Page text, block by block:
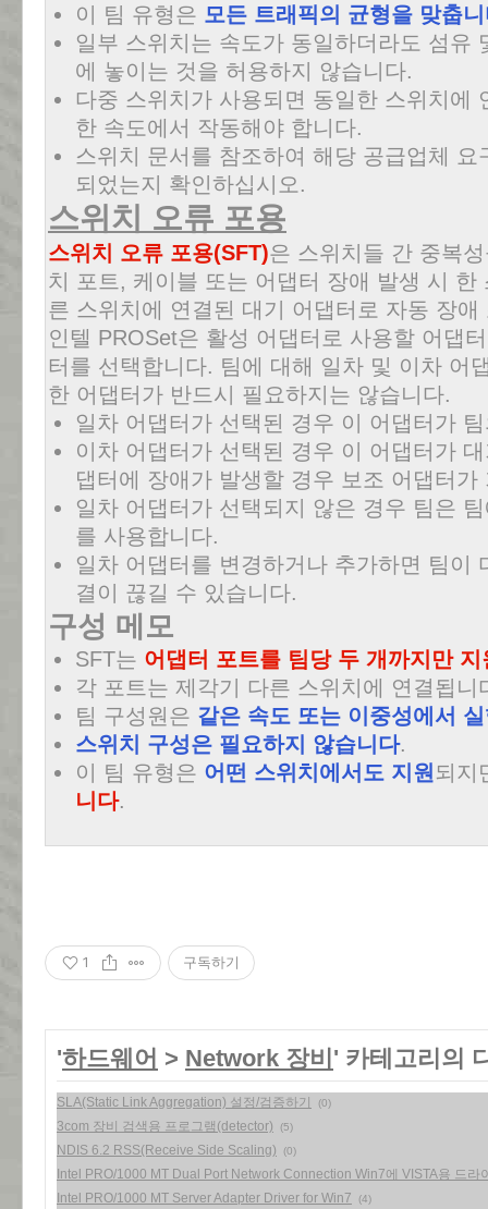
이 팀 유형은 모든 트래픽의 균형을 맞춥
일부 스위치는 속도가 동일하더라도 섬유
에 놓이는 것을 허용하지 않습니다.
다중 스위치가 사용되면 동일한 스위치에
한 속도에서 작동해야 합니다.
스위치 문서를 참조하여 해당 공급업체
되었는지 확인하십시오.
스위치 오류 포용
스위치 오류 포용(SFT)은 스위치들 간 중복
치 포트, 케이블 또는 어댑터 장애 발생 시 한
른 스위치에 연결된 대기 어댑터로 자동 장애
인텔 PROSet은 활성 어댑터로 사용할 어댑
터를 선택합니다. 팀에 대해 일차 및 이차 어
한 어댑터가 반드시 필요하지는 않습니다.
일차 어댑터가 선택된 경우 이 어댑터가
이차 어댑터가 선택된 경우 이 어댑터가
댑터에 장애가 발생할 경우 보조 어댑터
일차 어댑터가 선택되지 않은 경우 팀은
를 사용합니다.
일차 어댑터를 변경하거나 추가하면 팀이
결이 끊길 수 있습니다.
구성 메모
SFT는 어댑터 포트를 팀당 두 개까지만 지
각 포트는 제각기 다른 스위치에 연결됩니
팀 구성원은 같은 속도 또는 이중성에서
스위치 구성은 필요하지 않습니다.
이 팀 유형은 어떤 스위치에서도 지원 되지
니다.
1 구독하기
'하드웨어 > Network 장비 ' 카테고리의
SLA(Static Link Aggregation) 설정/검증하기 (0)
3com 장비 검색용 프로그램(detector) (5)
NDIS 6.2 RSS(Receive Side Scaling) (0)
Intel PRO/1000 MT Dual Port Network Connection Win7에 VISTA용 드라
Intel PRO/1000 MT Server Adapter Driver for Win7
(4)